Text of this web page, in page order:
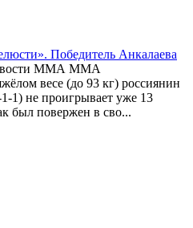
Победитель Анкалаева
MMA
весе (до 93 кг) россиянин
1) не проигрывает уже 13
был повержен в сво...